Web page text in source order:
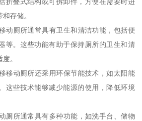
折叠式结构或可拆卸件，方便在需要时进
存储。
动厕所通常具有卫生和清洁功能，包括便
等。这些功能有助于保持厕所的卫生和清
。
移动厕所还采用环保节能技术，如太阳能
这些技术能够减少能源的使用，降低环境
厕所通常具有多种功能，如洗手台、储物